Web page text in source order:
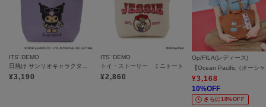
ITS' DEMO
日焼け サンリオキャラクターズ ジャガードトート
¥3,190
ITS' DEMO
トイ・ストーリー ミニトート
¥2,860
Op/FILA(レディース)
¥3,168
10%OFF
さらに10%OFF